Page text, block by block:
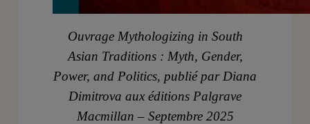
Ouvrage Mythologizing in South
Asian Traditions : Myth, Gender,
Power, and Politics, publié par Diana
Dimitrova aux éditions Palgrave
Macmillan – Septembre 2025